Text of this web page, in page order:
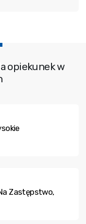
opiekunek w
Zastępstwo,